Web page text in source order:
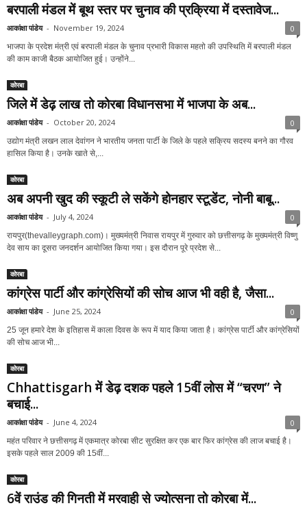
बरपाली मंडल में बूथ स्तर पर चुनाव की प्रक्रिया में दस्तावेज...
आकांक्षा पांडेय - November 19, 2024 0
भाजपा के प्रदेश मंत्री एवं बरपाली मंडल के चुनाव प्रभारी विकास महतो की उपस्थिति में बरपाली मंडल
की काम काजी बैठक आयोजित हुई। उन्होंने...
कोरबा
जिले में डेढ़ लाख तो कोरबा विधानसभा में भाजपा के अब...
आकांक्षा पांडेय - October 20, 2024 0
उद्योग मंत्री लखन लाल देवांगन ने भारतीय जनता पार्टी के जिले के पहले सक्रिय सदस्य बनने का गौरव
हासिल किया है। उनके खाते से,...
कोरबा
अब अपनी खुद की स्कूटी ले सकेंगे होनहार स्टूडेंट, नोनी बाबू...
आकांक्षा पांडेय - July 4, 2024 0
रायपुर(thevalleygraph.com)। मुख्यमंत्री निवास रायपुर में गुरुवार को छत्तीसगढ़ के मुख्यमंत्री विष्णु
देव साय का दूसरा जनदर्शन आयोजित किया गया। इस दौरान पूरे प्रदेश से...
कोरबा
कांग्रेस पार्टी और कांग्रेसियों की सोच आज भी वही है, जैसा...
आकांक्षा पांडेय - June 25, 2024 0
25 जून हमारे देश के इतिहास में काला दिवस के रूप में याद किया जाता है। कांग्रेस पार्टी और कांग्रेसियों
की सोच आज भी...
कोरबा
Chhattisgarh में डेढ़ दशक पहले 15वीं लोस में “चरण” ने
बचाई...
आकांक्षा पांडेय - June 4, 2024 0
महंत परिवार ने छत्तीसगढ़ में एकमात्र कोरबा सीट सुरक्षित कर एक बार फिर कांग्रेस की लाज बचाई है।
इसके पहले साल 2009 की 15वीं...
कोरबा
6वें राउंड की गिनती में मरवाही से ज्योत्सना तो कोरबा में...